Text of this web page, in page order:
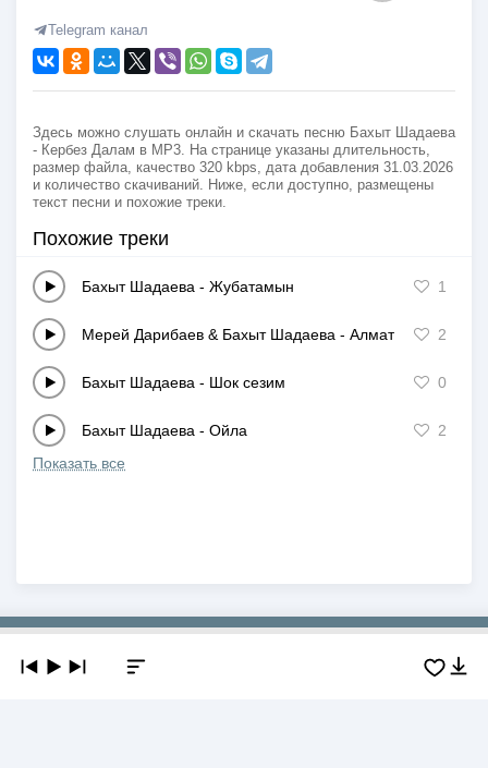
Telegram канал
Здесь можно слушать онлайн и скачать песню Бахыт Шадаева
- Кербез Далам в MP3. На странице указаны длительность,
размер файла, качество 320 kbps, дата добавления 31.03.2026
и количество скачиваний. Ниже, если доступно, размещены
текст песни и похожие треки.
Похожие треки
Бахыт Шадаева - Жубатамын 1
Мерей Дарибаев & Бахыт Шадаева - Алматым - сулу
2
Бахыт Шадаева - Шок сезим 0
Бахыт Шадаева - Ойла
2
Показать все
Copyright © 2019-2026 NEWMP3.KZ. Все права защищены.